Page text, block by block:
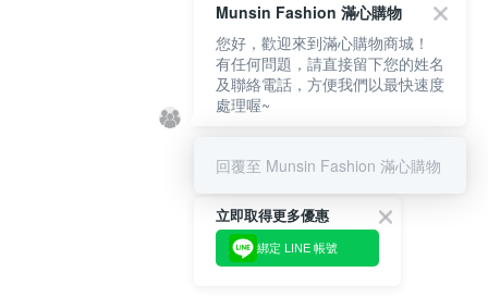
立即取得更多優惠
綁定 LINE 帳號
Munsin Fashion 滿心購物
您好，歡迎來到滿心購物商城！
有任何問題，請直接留下您的姓名
及聯絡電話，方便我們以最快速度
處理喔~
回覆至 Munsin Fashion 滿心購物